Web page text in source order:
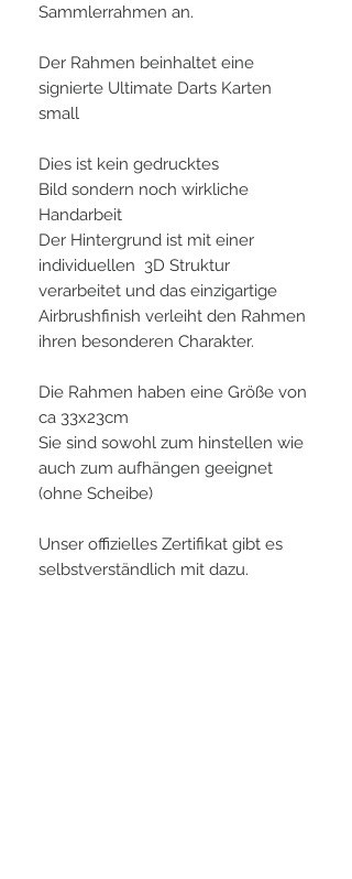
Sammlerrahmen an.
Der Rahmen beinhaltet eine
signierte Ultimate Darts Karten
small
Dies ist kein gedrucktes
Bild sondern noch wirkliche
Handarbeit
Der Hintergrund ist mit einer
individuellen 3D Struktur
verarbeitet und das einzigartige
Airbrushfinish verleiht den Rahmen
ihren besonderen Charakter.
Die Rahmen haben eine Größe von
ca 33x23cm
Sie sind sowohl zum hinstellen wie
auch zum aufhängen geeignet
(ohne Scheibe)
Unser offizielles Zertifikat gibt es
selbstverständlich mit dazu.